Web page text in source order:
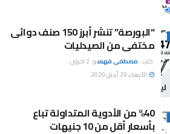
“البورصة” تنشر أبرز 150 صنف دوائى
مختفى من الصيدليات
كتب : مصطفى فهمىو 2 اخرون
الأربعاء 29 أبريل 2020
%40 من الأدوية المتداولة تباع
بأسعار أقل من 10 جنيهات